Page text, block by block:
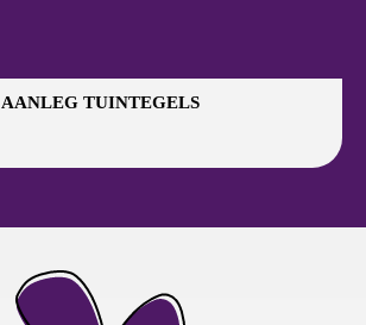
AANLEG TUINTEGELS